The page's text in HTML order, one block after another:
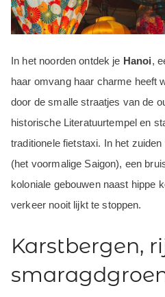
In het noorden ontdek je Hanoi,
haar omvang haar charme heeft
door de smalle straatjes van de
historische Literatuurtempel en
traditionele fietstaxi. In het zuiden
(het voormalige Saigon), een
koloniale gebouwen naast hippe
verkeer nooit lijkt te stoppen.
Karstbergen,